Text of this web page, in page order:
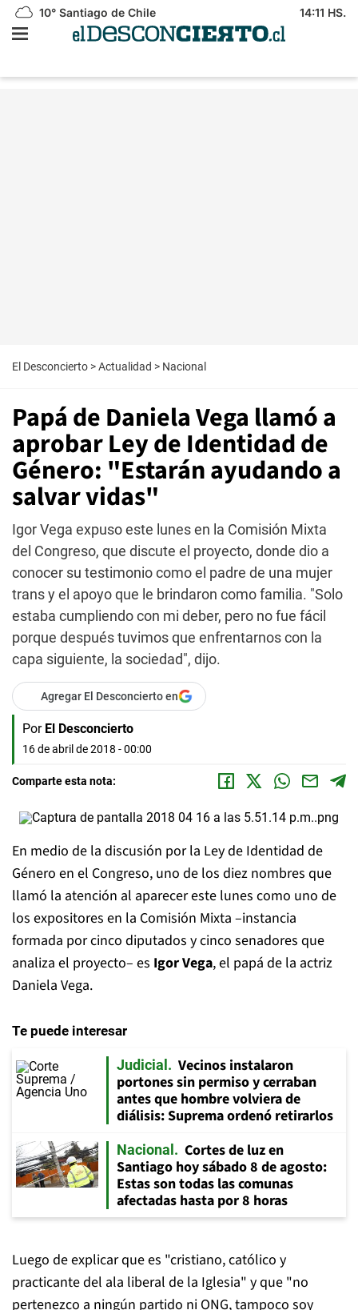
10° Santiago de Chile 14:11 HS.
El Desconcierto >Actualidad > Nacional
Papá de Daniela Vega llamó a
aprobar Ley de Identidad de
Género: "Estarán ayudando a
salvar vidas"
Igor Vega expuso este lunes en la Comisión Mixta
del Congreso, que discute el proyecto, donde dio a
conocer su testimonio como el padre de una mujer
trans y el apoyo que le brindaron como familia. "Solo
estaba cumpliendo con mi deber, pero no fue fácil
porque después tuvimos que enfrentarnos con la
capa siguiente, la sociedad", dijo.
Agregar El Desconcierto en
Por El Desconcierto
16 de abril de 2018 - 00:00
Comparte esta nota:
En medio de la discusión por la Ley de Identidad de
Género en el Congreso, uno de los diez nombres que
llamó la atención al aparecer este lunes como uno de
los expositores en la Comisión Mixta –instancia
formada por cinco diputados y cinco senadores que
analiza el proyecto– es Igor Vega, el papá de la actriz
Daniela Vega.
Te puede interesar
Judicial
Vecinos instalaron
portones sin permiso y cerraban
antes que hombre volviera de
diálisis: Suprema ordenó retirarlos
Nacional
Cortes de luz en
Santiago hoy sábado 8 de agosto:
Estas son todas las comunas
afectadas hasta por 8 horas
Luego de explicar que es "cristiano, católico y
practicante del ala liberal de la Iglesia" y que "no
pertenezco a ningún partido ni ONG, tampoco soy